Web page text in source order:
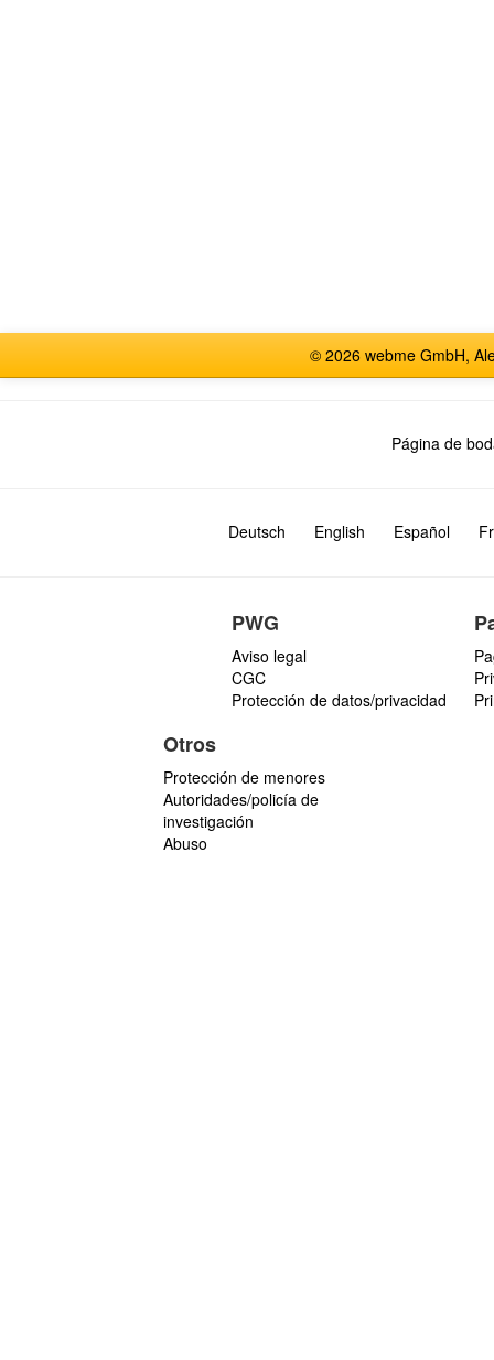
© 2026 webme GmbH,
Página de
Deutsch English Español
PWG
Aviso legal
CGC
Protección de datos/privacidad
Otros
Protección de menores
Autoridades/policía de
investigación
Abuso